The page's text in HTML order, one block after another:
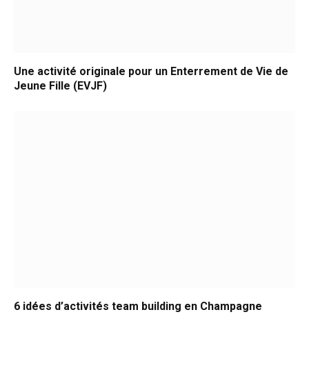
Une activité originale pour un Enterrement de Vie de
Jeune Fille (EVJF)
6 idées d’activités team building en Champagne